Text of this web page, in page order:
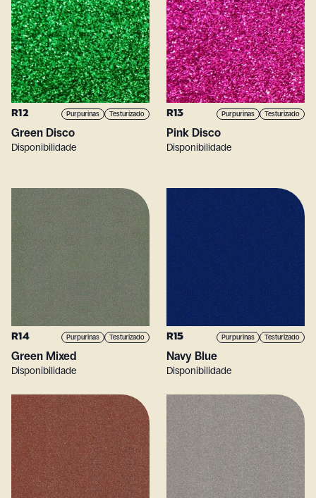
R12 Purpurinas Testurizado
Green Disco
Disponibilidade
R13 Purpurinas Testurizado
Pink Disco
Disponibilidade
R14 Purpurinas Testurizado
Green Mixed
Disponibilidade
R15 Purpurinas Testurizado
Navy Blue
Disponibilidade